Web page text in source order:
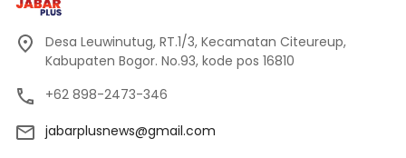
Desa Leuwinutug, RT.1/3, Kecamatan Citeureup,
Kabupaten Bogor. No.93, kode pos 16810
+62 898-2473-346
jabarplusnews@gmail.com